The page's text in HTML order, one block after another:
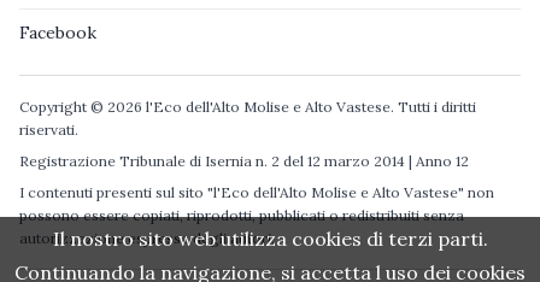
Facebook
Copyright © 2026 l'Eco dell'Alto Molise e Alto Vastese. Tutti i diritti
riservati.
Registrazione Tribunale di Isernia n. 2 del 12 marzo 2014 | Anno 12
I contenuti presenti sul sito "l'Eco dell'Alto Molise e Alto Vastese" non
possono essere copiati, riprodotti, pubblicati o redistribuiti senza
autorizzazione espressa degli autori.
Il nostro sito web utilizza cookies di terzi parti.
Continuando la navigazione, si accetta l uso dei cookies